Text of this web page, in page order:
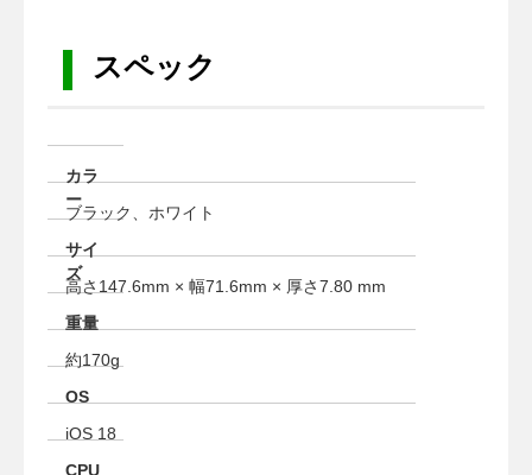
スペック
カラ
ー
ブラック、ホワイト
サイ
ズ
高さ147.6mm × 幅71.6mm × 厚さ7.80 mm
重量
約170g
OS
iOS 18
CPU